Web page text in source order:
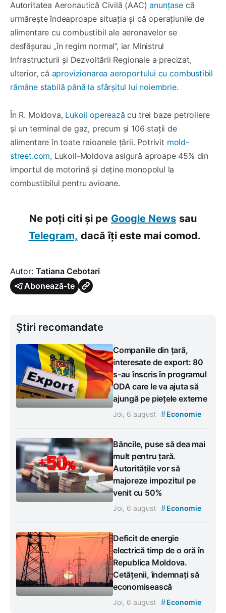
Autoritatea Aeronautică Civilă (AAC)anunțase că
urmărește îndeaproape situația și că operațiunile de
alimentare cu combustibil ale aeronavelor se
desfășurau „în regim normal”, iar Ministrul
Infrastructurii și Dezvoltării Regionale a precizat,
ulterior, că aprovizionarea aeroportului cu combustibil
rămâne stabilă până la sfârșitul lui noiembrie.
În R. Moldova, Lukoil operează cu trei baze petroliere
și un terminal de gaz, precum și 106 stații de
alimentare în toate raioanele țării. Potrivit mold-
street.com, Lukoil-Moldova asigură aproape 45% din
importul de motorină și deține monopolul la
combustibilul pentru avioane.
Ne poți citi și pe Google News sau
Telegram, dacă îți este mai comod.
Autor: Tatiana Cebotari
Abonează-te
Știri recomandate
Companiile din țară,
interesate de export: 80
s-au înscris în programul
ODA care le va ajuta să
ajungă pe piețele externe
Joi, 6 august #Economie
Băncile, puse să dea mai
mult pentru țară.
Autoritățile vor să
majoreze impozitul pe
venit cu 50%
Joi, 6 august #Economie
Deficit de energie
electrică timp de o oră în
Republica Moldova.
Cetățenii, îndemnați să
economisească
Joi, 6 august #Economie